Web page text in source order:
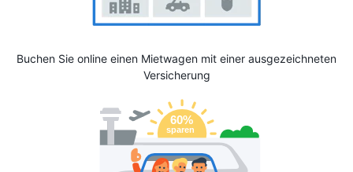
Buchen Sie online einen Mietwagen mit einer ausgezeichneten
Versicherung